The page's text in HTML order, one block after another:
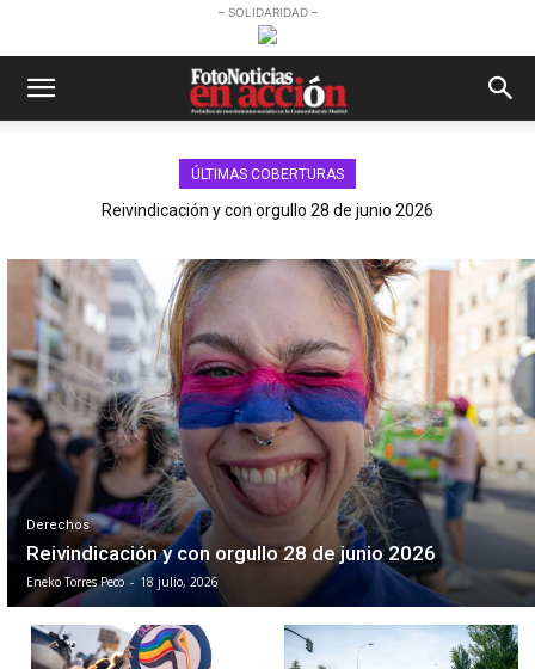
– SOLIDARIDAD –
ÚLTIMAS COBERTURAS
Reivindicación y con orgullo 28 de junio 2026
Derechos
Reivindicación y con orgullo 28 de junio 2026
Eneko Torres Peco - 18 julio, 2026